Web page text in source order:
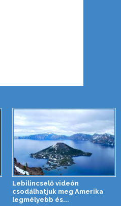
Lebilincselő videón
csodálhatjuk meg Amerika
legmélyebb és...